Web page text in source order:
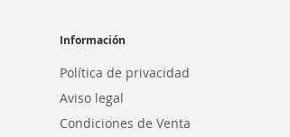
Información
Política de privacidad
Aviso legal
Condiciones de Venta